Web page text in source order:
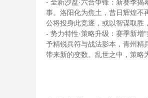
- 全新沙盘·六合争锋：新赛季
事。洛阳化为焦土，昔日辉煌不
公将投身此竞逐，或以智谋取胜
- 势力特性·策略升级：赛季新增
予精锐兵符与战法影本，青州精
带来新的变数。乱世之中，策略